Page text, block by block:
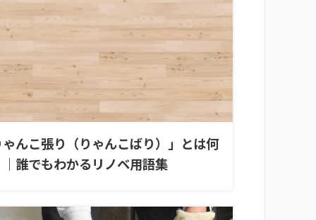
んこ張り（りゃんこばり）」とは何
誰でもわかるリノベ用語集